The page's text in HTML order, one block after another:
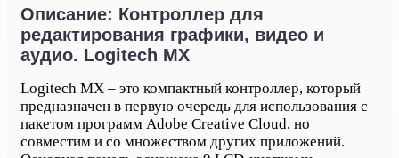
Описание: Контроллер для
редактирования графики, видео и
аудио. Logitech MX
Logitech MX – это компактный контроллер, который
предназначен в первую очередь для использования с
пакетом программ Adobe Creative Cloud, но
совместим и со множеством других приложений.